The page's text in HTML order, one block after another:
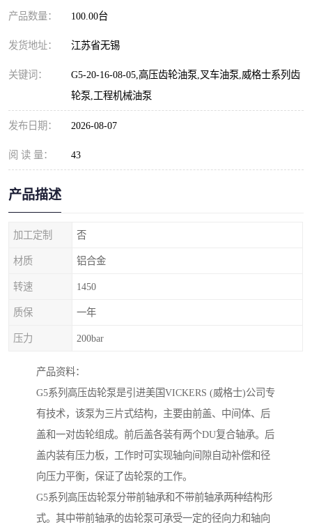
产品数量： 100.00台
发货地址： 江苏省无锡
关键词：
G5-20-16-08-05,高压齿轮油泵,叉车油泵,威格士系列齿
轮泵,工程机械油泵
发布日期： 2026-08-07
阅 读 量： 43
产品描述
加工定制 否
材质 铝合金
转速 1450
质保 一年
压力 200bar
产品资料：
G5系列高压齿轮泵是引进美国VICKERS (威格士)公司专
有技术，该泵为三片式结构，主要由前盖、中间体、后
盖和一对齿轮组成。前后盖各装有两个DU复合轴承。后
盖内装有压力板，工作时可实现轴向间隙自动补偿和径
向压力平衡，保证了齿轮泵的工作。
G5系列高压齿轮泵分带前轴承和不带前轴承两种结构形
式。其中带前轴承的齿轮泵可承受一定的径向力和轴向